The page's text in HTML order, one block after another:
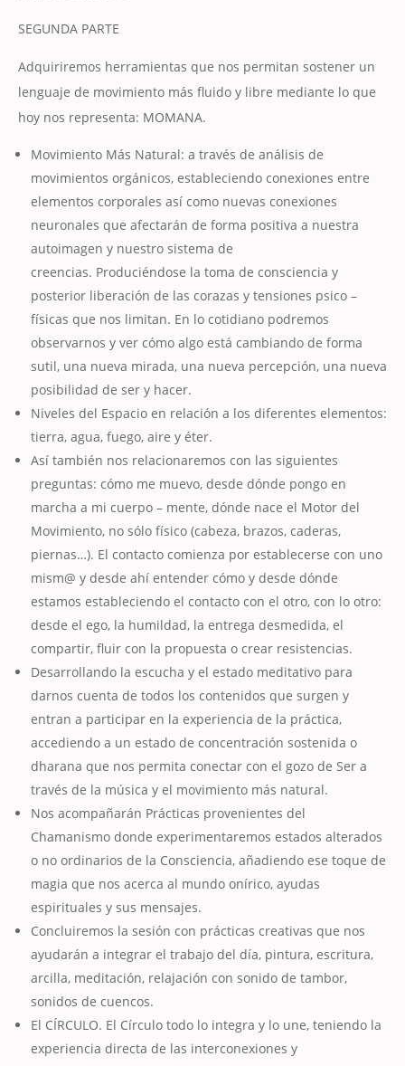
SEGUNDA PARTE
Adquiriremos herramientas que nos permitan sostener un
lenguaje de movimiento más fluido y libre mediante lo que
hoy nos representa: MOMANA.
Movimiento Más Natural: a través de análisis de
movimientos orgánicos, estableciendo conexiones entre
elementos corporales así como nuevas conexiones
neuronales que afectarán de forma positiva a nuestra
autoimagen y nuestro sistema de
creencias. Produciéndose la toma de consciencia y
posterior liberación de las corazas y tensiones psico –
físicas que nos limitan. En lo cotidiano podremos
observarnos y ver cómo algo está cambiando de forma
sutil, una nueva mirada, una nueva percepción, una nueva
posibilidad de ser y hacer.
Niveles del Espacio en relación a los diferentes elementos:
tierra, agua, fuego, aire y éter.
Así también nos relacionaremos con las siguientes
preguntas: cómo me muevo, desde dónde pongo en
marcha a mi cuerpo – mente, dónde nace el Motor del
Movimiento, no sólo físico (cabeza, brazos, caderas,
piernas…). El contacto comienza por establecerse con uno
mism@ y desde ahí entender cómo y desde dónde
estamos estableciendo el contacto con el otro, con lo otro:
desde el ego, la humildad, la entrega desmedida, el
compartir, fluir con la propuesta o crear resistencias.
Desarrollando la escucha y el estado meditativo para
darnos cuenta de todos los contenidos que surgen y
entran a participar en la experiencia de la práctica,
accediendo a un estado de concentración sostenida o
dharana que nos permita conectar con el gozo de Ser a
través de la música y el movimiento más natural.
Nos acompañarán Prácticas provenientes del
Chamanismo donde experimentaremos estados alterados
o no ordinarios de la Consciencia, añadiendo ese toque de
magia que nos acerca al mundo onírico, ayudas
espirituales y sus mensajes.
Concluiremos la sesión con prácticas creativas que nos
ayudarán a integrar el trabajo del día, pintura, escritura,
arcilla, meditación, relajación con sonido de tambor,
sonidos de cuencos.
El CÍRCULO. El Círculo todo lo integra y lo une, teniendo la
experiencia directa de las interconexiones y